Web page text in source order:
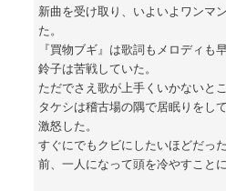
新曲を受け取り、いよいよワンマ
た。
『買物ブギ』は歌詞もメロディも
鈴子は苦戦していた。
ただでさえ歌が上手くいかないと
タケシは稽古場の隅で居眠りをし
激怒した。
すぐにでもクビにしたいほどだっ
前、一人になって頭を冷やすことに